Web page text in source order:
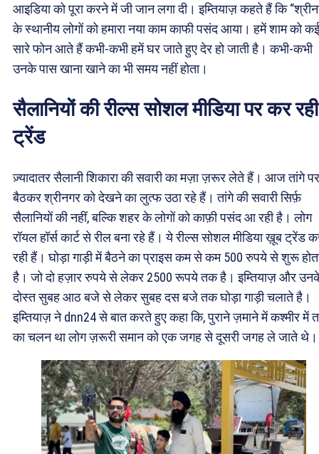
आइडिया को पूरा करने में जी जान लगा दी। इम्तियाज़ कहते हैं कि
के स्थानीय लोगों को हमारा नया काम काफी पसंद आया। हमें शाम को कई
सारे फोन आते हैं कभी-कभी हमें घर जाते हुए देर हो जाती है। कभी-कभी
उनके पास खाना खाने का भी समय नहीं होता।
सैलानियों की रील्स सोशल मीडिया पर कर रही
ट्रेंड
ज़्यादातर सैलानी शिकारा की सवारी का मज़ा ज़रूर लेते हैं। आज तांगे पर
बैठकर श्रीनगर को देखने का लुत्फ उठा रहे हैं। तांगे की सवारी सिर्फ़
सैलानियों की नहीं, बल्कि शहर के लोगों को काफ़ी पसंद आ रही है। लोग
रॉयल हॉर्स कार्ट से रील बना रहे हैं। ये रील्स सोशल मीडिया ख़ूब ट्रेंड
रही हैं। घोड़ा गाड़ी में बैठने का प्राइस कम से कम 500 रुपये से शुरू
है। जो दो हज़ार रुपये से लेकर 2500 रूपये तक है। इम्तियाज़ और
दोस्त सुबह आठ बजे से लेकर सुबह दस बजे तक घोड़ा गाड़ी चलाते है।
इम्तियाज़ ने dnn24 से बात करते हुए कहा कि, पुराने ज़माने में कश्मीर में
का चलन था लोग ज़रूरी समान को एक जगह से दूसरी जगह ले जाते थे।